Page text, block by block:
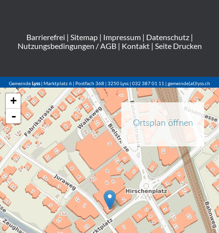
Barrierefrei | Sitemap| Impressum| Datenschutz|
Nutzungsbedingungen / AGB| Kontakt| Seite Drucken
GemeindeLyss| Marktplatz 6 | Postfach 368 | 3250 Lyss | 032 387 01 11 | gemeinde(at)lyss.ch